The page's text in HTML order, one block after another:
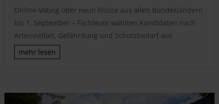
Online-Voting über neun Flüsse aus allen Bundesländern
bis 1. September – Fachleute wählten Kandidaten nach
Artenvielfalt, Gefährdung und Schutzbedarf aus
mehr lesen